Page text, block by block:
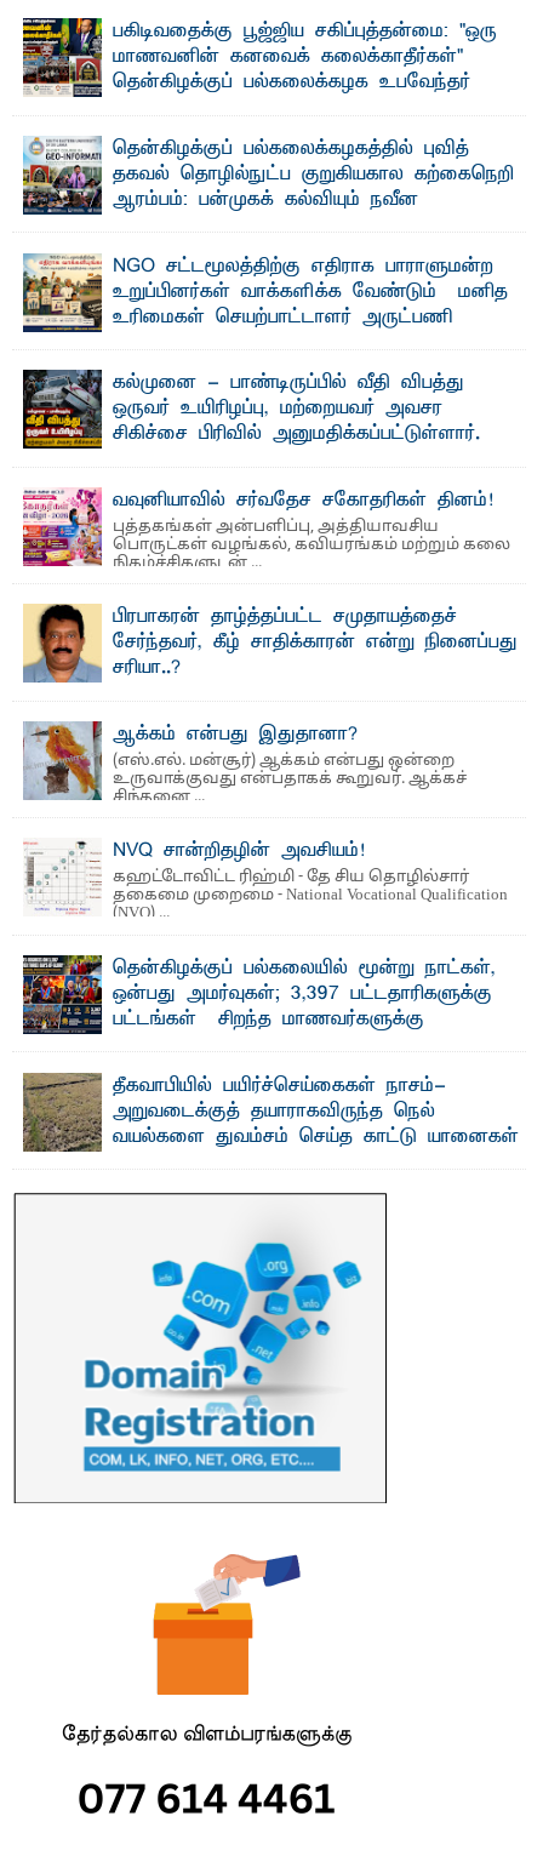
பகிடிவதைக்கு பூஜ்ஜிய சகிப்புத்தன்மை: "ஒரு
மாணவனின் கனவைக் கலைக்காதீர்கள்" –
தென்கிழக்குப் பல்கலைக்கழக உபவேந்தர்
"ஒ ரு மாணவனின் அல்லது மாணவியின் கனவு என்னால்
கலைக்கப்படாது" என்ற உறுதியை ஒவ்வொரு மாணவரும் ...
தென்கிழக்குப் பல்கலைக்கழகத்தில் புவித்
தகவல் தொழில்நுட்ப குறுகியகால கற்கைநெறி
ஆரம்பம்: பன்முகக் கல்வியும் நவீன
பேராசிரியர் எம். எம். பாஸில்
தெ ன்கிழக்குப் பல்கலைக்கழகத்தின் கலை மற்றும் கலாசார
பீடத்தின் புவியியல் துறையினால் ...
NGO சட்டமூலத்திற்கு எதிராக பாராளுமன்ற
உறுப்பினர்கள் வாக்களிக்க வேண்டும் – மனித
உரிமைகள் செயற்பாட்டாளர் அருட்பணி
ஜே. எப். காமிலா பேகம்- இ லங்கை அரசாங்கம் அரசுசாரா
அமைப்புகள் (NGO) தொடர்பான புதிய சட்டமூலத்தை ...
கல்முனை - பாண்டிருப்பில் வீதி விபத்து
ஒருவர் உயிரிழப்பு, மற்றையவர் அவசர
சிகிச்சை பிரிவில் அனுமதிக்கப்பட்டுள்ளார்.
பாண்டிருப்பு ...வவுனியாவில் சர்வதேச சகோதரிகள் தினம்!
புத்தகங்கள் அன்பளிப்பு, அத்தியாவசிய
பொருட்கள் வழங்கல், கவியரங்கம் மற்றும் கலை
நிகழ்ச்சிகளுடன் ...
பிரபாகரன் தாழ்த்தப்பட்ட சமுதாயத்தைச்
சேர்ந்தவர், கீழ் சாதிக்காரன் என்று நினைப்பது
சரியா..?
ஆக்கம் என்பது இதுதானா?
(எஸ்.எல். மன்சூர்) ஆக்கம் என்பது ஒன்றை
உருவாக்குவது என்பதாகக் கூறுவர். ஆக்கச்
சிந்தனை ...
NVQ சான்றிதழின் அவசியம்!
கஹட்டோவிட்ட ரிஹ்மி - தே சிய தொழில்சார்
தகைமை முறைமை - National Vocational Qualification
(NVQ) ...
தென்கிழக்குப் பல்கலையில் மூன்று நாட்கள்,
ஒன்பது அமர்வுகள்; 3,397 பட்டதாரிகளுக்கு
பட்டங்கள் – சிறந்த மாணவர்களுக்கு
தங்கப்பதக்கங்கள், நினைவுப் பதக்கங்கள்
மற்றும் சிறப்புப் பரிசுகள்
எம்.வை. அமீர்- ஒ லுவிலில் அமைந்துள்ள தென்கிழக்குப்
பல்கலைக்கழகத்தின் 18ஆவது பொதுப் பட்டமளிப்பு விழா ...
தீகவாபியில் பயிர்ச்செய்கைகள் நாசம்-
அறுவடைக்குத் தயாராகவிருந்த நெல்
வயல்களை துவம்சம் செய்த காட்டு யானைகள்
காணப்பட்ட பல ...